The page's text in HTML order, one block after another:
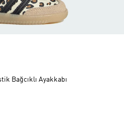
Bağcıklı Ayakkabı